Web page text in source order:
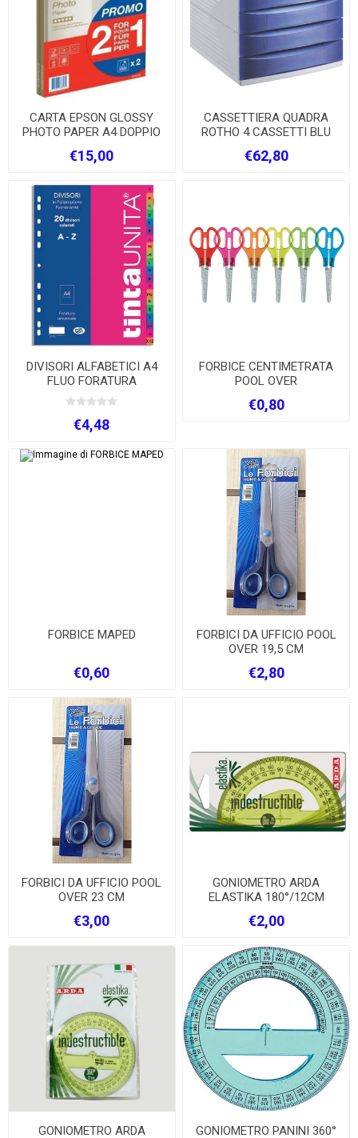
CARTA EPSON GLOSSY
PHOTO PAPER A4 DOPPIO
€15,00
CASSETTIERA QUADRA
ROTHO 4 CASSETTI BLU
€62,80
DIVISORI ALFABETICI A4
FLUO FORATURA
UNIVERSLE
€4,48
FORBICE CENTIMETRATA
POOL OVER
€0,80
FORBICE MAPED
€0,60
FORBICI DA UFFICIO POOL
OVER 19,5 CM
€2,80
FORBICI DA UFFICIO POOL
OVER 23 CM
€3,00
GONIOMETRO ARDA
ELASTIKA 180°/12CM
€2,00
GONIOMETRO ARDA
GONIOMETRO PANINI 360°